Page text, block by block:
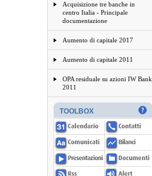
Acquisizione tre banche in
centro Italia - Principale
documentazione
Aumento di capitale 2017
Aumento di capitale 2011
OPA residuale su azioni IW Bank
2011
TOOLBOX